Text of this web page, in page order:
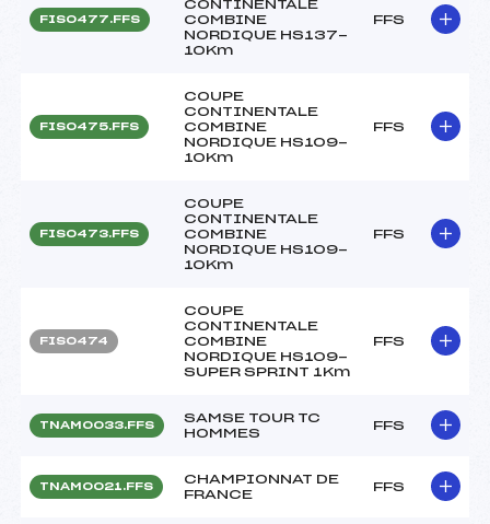
FIS0477.FFS
CONTINENTALE
COMBINE
NORDIQUE HS137-
10Km
FFS
FIS0475.FFS
COUPE
CONTINENTALE
COMBINE
NORDIQUE HS109-
10Km
FFS
FIS0473.FFS
COUPE
CONTINENTALE
COMBINE
NORDIQUE HS109-
10Km
FFS
FIS0474
COUPE
CONTINENTALE
COMBINE
NORDIQUE HS109-
SUPER SPRINT 1Km
FFS
TNAM0033.FFS
SAMSE TOUR TC
HOMMES
FFS
TNAM0021.FFS
CHAMPIONNAT DE
FRANCE
FFS